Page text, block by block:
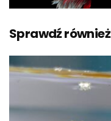
Sprawdź również